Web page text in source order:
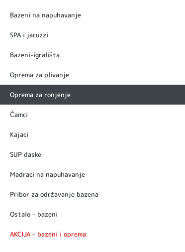
Bazeni na napuhavanje
SPA i jacuzzi
Bazeni-igrališta
Oprema za plivanje
Oprema za ronjenje
Čamci
Kajaci
SUP daske
Madraci na napuhavanje
Pribor za održavanje bazena
Ostalo – bazeni
AKCIJA – bazeni i oprema